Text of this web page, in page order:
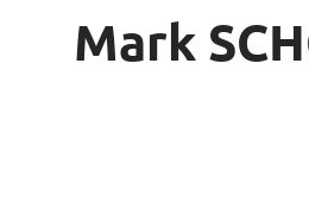
Mark